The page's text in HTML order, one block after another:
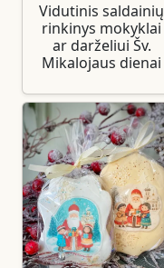
Vidutinis saldainių
rinkinys mokyklai
ar darželiui Šv.
Mikalojaus dienai